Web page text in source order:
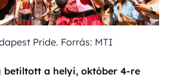
Pride. Forrás: MTI
betiltott a helyi, október 4-re